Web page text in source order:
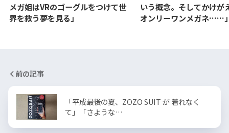
メガ姐はVRのゴーグルをつけて世
界を救う夢を見る」
いう概念。そしてかけが
オンリーワンメガネ……
前の記事
「平成最後の夏、ZOZO SUIT が 着れなく
て」「さような…